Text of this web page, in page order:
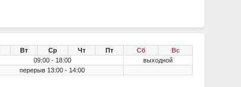
Вт Ср Чт Пт Сб
Вс
09:00 - 18:00
выходной
перерыв 13:00 - 14:00